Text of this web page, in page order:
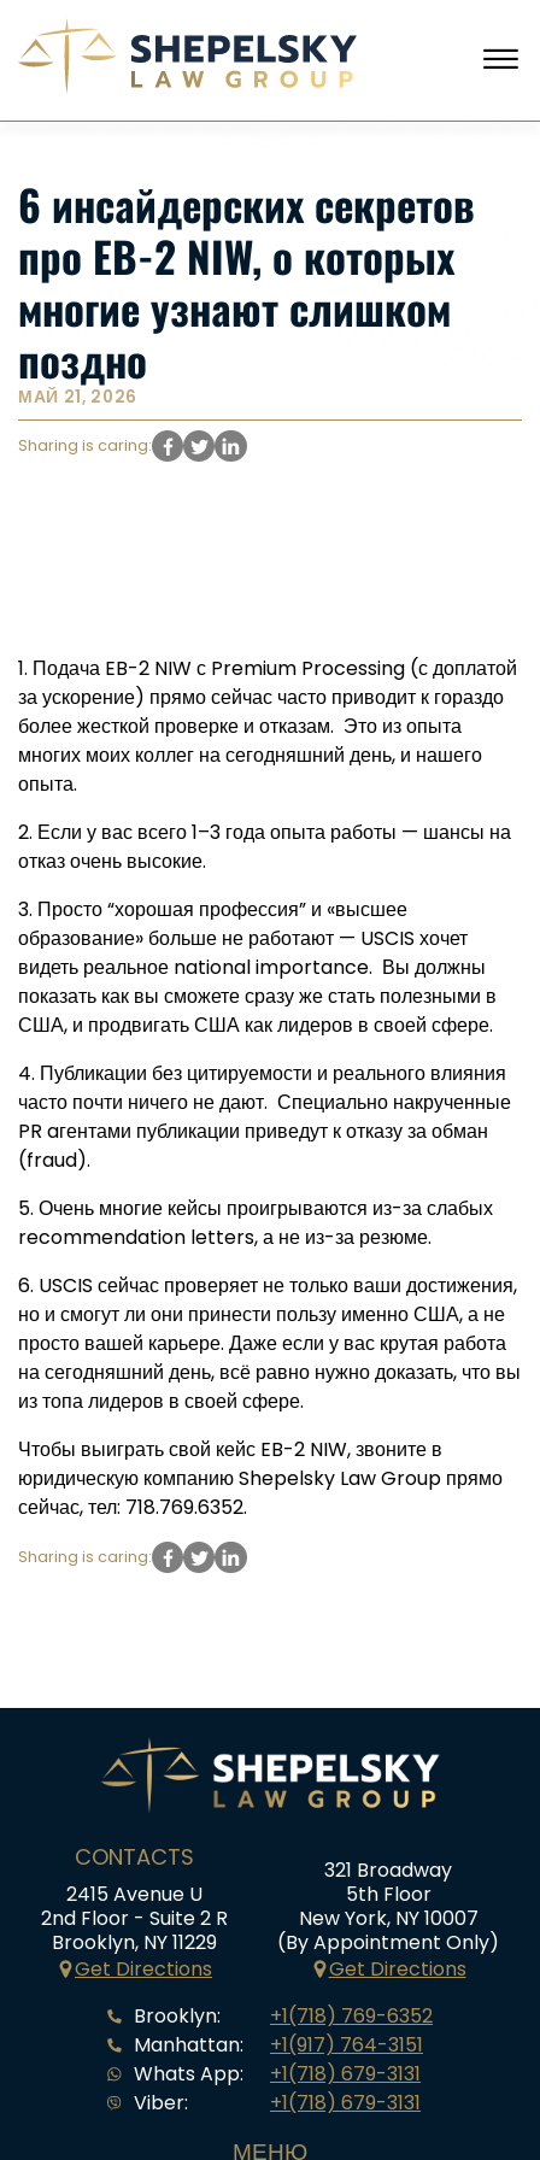
☰
НАША КОМАНДА
УСЛУГИ
ИСТОРИИ КЛИЕНТОВ
НОВОСТИ
КОНТАКТЫ
6 инсайдерских секретов
про EB-2 NIW, о которых
многие узнают слишком
поздно
МАЙ 21, 2026
Sharing is caring:
1. Подача EB-2 NIW с Premium Processing (с доплатой
за ускорение) прямо сейчас часто приводит к гораздо
более жесткой проверке и отказам. Это из опыта
многих моих коллег на сегодняшний день, и нашего
опыта.
2. Если у вас всего 1–3 года опыта работы — шансы на
отказ очень высокие.
3. Просто “хорошая профессия” и «высшее
образование» больше не работают — USCIS хочет
видеть реальное national importance. Вы должны
показать как вы сможете сразу же стать полезными в
США, и продвигать США как лидеров в своей сфере.
4. Публикации без цитируемости и реального влияния
часто почти ничего не дают. Специально накрученные
PR aгентами публикации приведут к отказу за обман
(fraud).
5. Очень многие кейсы проигрываются из-за слабых
recommendation letters, а не из-за резюме.
6. USCIS сейчас проверяет не только ваши достижения,
но и смогут ли они принести пользу именно США, а не
просто вашей карьере. Даже если у вас крутая работа
на сегодняшний день, всё равно нужно доказать, что вы
из топа лидеров в своей сфере.
Чтобы выиграть свой кейс EB-2 NIW, звоните в
юридическую компанию Shepelsky Law Group прямо
сейчас, тел: 718.769.6352.
Sharing is caring:
CONTACTS
2415 Avenue U
2nd Floor - Suite 2 R
Brooklyn, NY 11229
Get Directions
321 Broadway
5th Floor
New York, NY 10007
(By Appointment Only)
Get Directions
Brooklyn:
Manhattan:
Whats App:
Viber:
+1(718) 769-6352
+1(917) 764-3151
+1(718) 679-3131
+1(718) 679-3131
МЕНЮ